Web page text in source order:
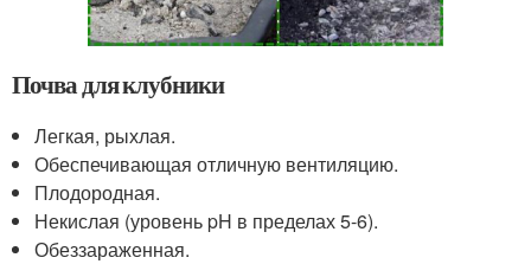
Почва для клубники
Легкая, рыхлая.
Обеспечивающая отличную вентиляцию.
Плодородная.
Некислая (уровень pH в пределах 5-6).
Обеззараженная.